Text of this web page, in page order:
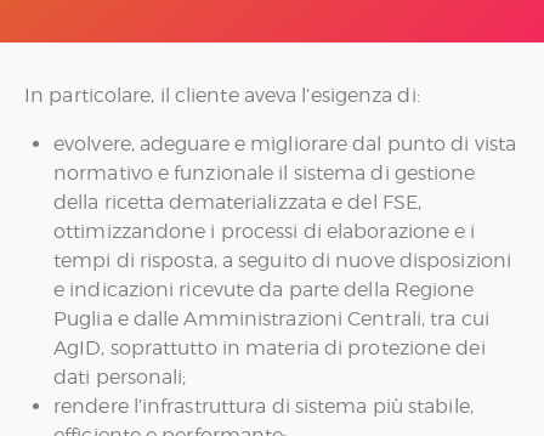
In particolare, il cliente aveva l’esigenza di:
evolvere, adeguare e migliorare dal punto di vista
normativo e funzionale il sistema di gestione
della ricetta dematerializzata e del FSE,
ottimizzandone i processi di elaborazione e i
tempi di risposta, a seguito di nuove disposizioni
e indicazioni ricevute da parte della Regione
Puglia e dalle Amministrazioni Centrali, tra cui
AgID, soprattutto in materia di protezione dei
dati personali;
rendere l’infrastruttura di sistema più stabile,